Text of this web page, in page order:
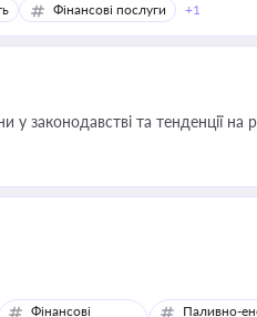
Фінансові послуги +1
у законодавстві та тенденції на
Фінансові Паливно-